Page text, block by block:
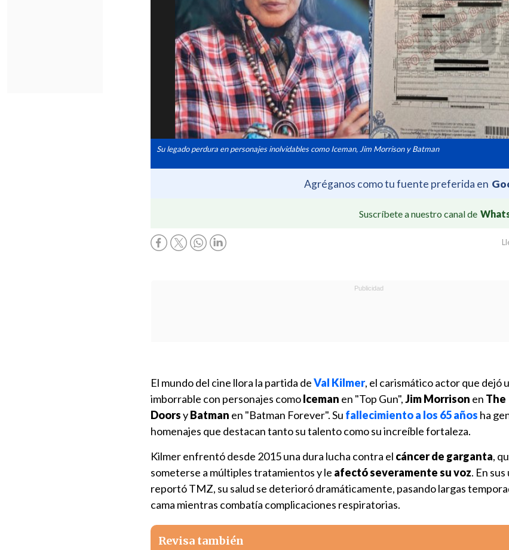
Su legado perdura en personajes inolvidables como Iceman, Jim Morrison y Batman
Agréganos como tu fuente preferida en
Suscríbete a nuestro canal de
El mundo del cine llora la partida deVal Kilmer, el carismático actor que dejó
imborrable con personajes comoIceman en "Top Gun",Jim Morrison en The
DoorsyBatman en "Batman Forever". Su fallecimiento a los 65 años ha
homenajes que destacan tanto su talento como su increíble fortaleza.
Kilmer enfrentó desde 2015 una dura lucha contra el cáncer de garganta,
someterse a múltiples tratamientos y le afectó severamente su voz. En
reportó TMZ, su salud se deterioró dramáticamente, pasando largas
cama mientras combatía complicaciones respiratorias.
Revisa también